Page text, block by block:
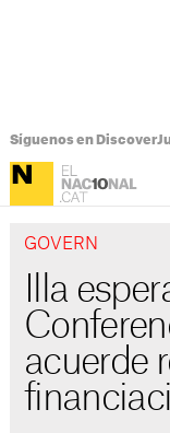
Síguenos en Discover
GOVERN
Illa
acuerde